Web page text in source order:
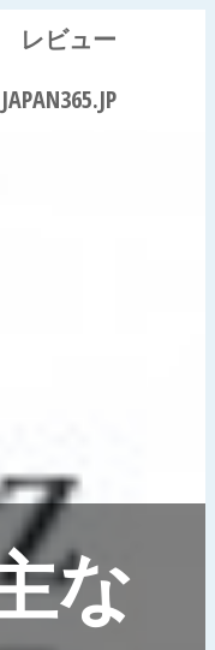
レビュー
JAPAN365.JP
な